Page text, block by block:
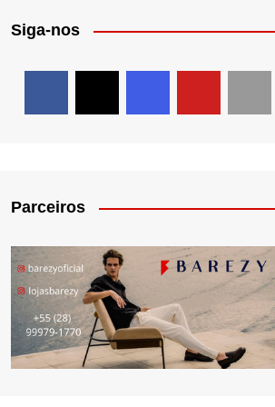
Siga-nos
Parceiros